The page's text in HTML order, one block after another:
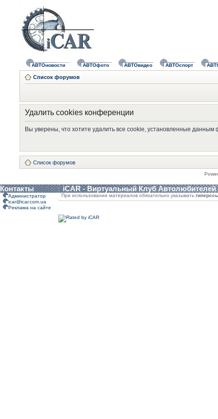
АВТОновости АВТОфото АВТОвидео АВТОспорт
Список форумов
Удалить cookies конференции
Вы уверены, что хотите удалить все cookie, установленные
Список форумов
Контакты iCAR - Виртуальный Клуб Автолюбителей
Администратор
icar@icar.com.ua
Реклама на сайте
При использовании материалов обязательно указывать